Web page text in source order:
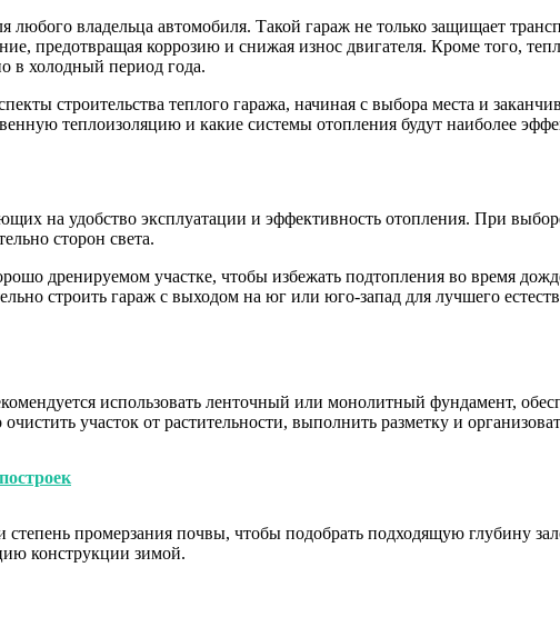
владельца автомобиля. Такой гараж не только защищает
предотвращая коррозию и снижая износ двигателя. Кроме того,
в холодный период года.
строительства теплого гаража, начиная с выбора места и
теплоизоляцию и какие системы отопления будут наиболее
на удобство эксплуатации и эффективность отопления. При
сторон света.
дренируемом участке, чтобы избежать подтопления во время
строить гараж с выходом на юг или юго-запад для лучшего
использовать ленточный или монолитный фундамент,
участок от растительности, выполнить разметку и
степень промерзания почвы, чтобы подобрать подходящую глубину
конструкции зимой.